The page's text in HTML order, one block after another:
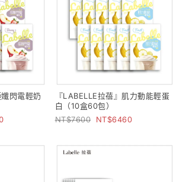
孅閃電輕奶
『LABELLE拉蓓』肌力動能輕蛋
白（10盒60包）
7600
6460